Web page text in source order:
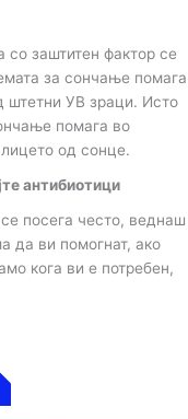
со заштитен фактор се
за сончање помага
штетни УВ зраци. Исто
помага во
од сонце.
антибиотици
се посега често, веднаш
да ви помогнат, ако
кога ви е потребен,